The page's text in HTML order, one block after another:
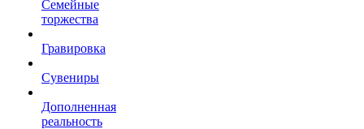
Семейные
торжества
Гравировка
Сувениры
Дополненная
реальность